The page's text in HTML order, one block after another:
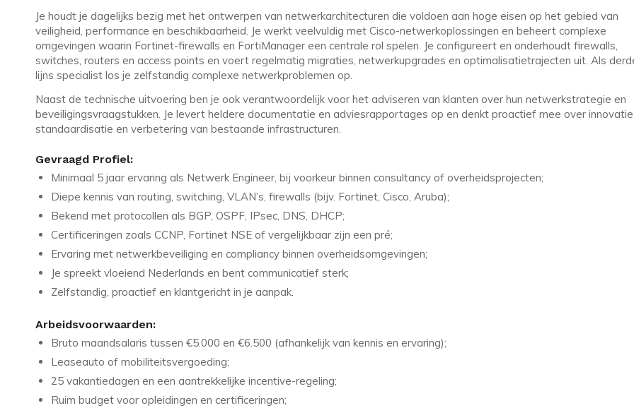
Je houdt je dagelijks bezig met het ontwerpen van netwerkarchitecturen die voldoen aan hoge eisen op het gebied van
veiligheid, performance en beschikbaarheid. Je werkt veelvuldig met Cisco-netwerkoplossingen en beheert complexe
omgevingen waarin Fortinet-firewalls en FortiManager een centrale rol spelen. Je configureert en onderhoudt firewalls,
switches, routers en access points en voert regelmatig migraties, netwerkupgrades en optimalisatietrajecten uit. Als
lijns specialist los je zelfstandig complexe netwerkproblemen op.
Naast de technische uitvoering ben je ook verantwoordelijk voor het adviseren van klanten over hun netwerkstrategie en
beveiligingsvraagstukken. Je levert heldere documentatie en adviesrapportages op en denkt proactief mee over innovatie,
standaardisatie en verbetering van bestaande infrastructuren.
Gevraagd Profiel:
Minimaal 5 jaar ervaring als Netwerk Engineer, bij voorkeur binnen consultancy of overheidsprojecten;
Diepe kennis van routing, switching, VLAN’s, firewalls (bijv. Fortinet, Cisco, Aruba);
Bekend met protocollen als BGP, OSPF, IPsec, DNS, DHCP;
Certificeringen zoals CCNP, Fortinet NSE of vergelijkbaar zijn een pré;
Ervaring met netwerkbeveiliging en compliancy binnen overheidsomgevingen;
Je spreekt vloeiend Nederlands en bent communicatief sterk;
Zelfstandig, proactief en klantgericht in je aanpak.
Arbeidsvoorwaarden:
Bruto maandsalaris tussen €5.000 en €6.500 (afhankelijk van kennis en ervaring);
Leaseauto of mobiliteitsvergoeding;
25 vakantiedagen en een aantrekkelijke incentive-regeling;
Ruim budget voor opleidingen en certificeringen;